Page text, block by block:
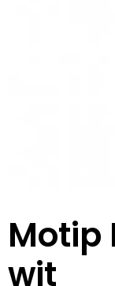
Motip
wit